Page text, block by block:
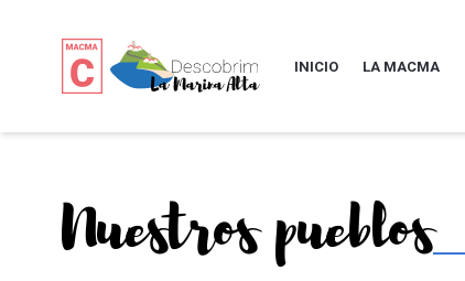
INICIO LA MACMA
Nuestros pueblos